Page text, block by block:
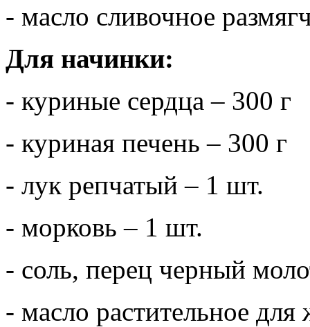
- масло сливочное
Для начинки:
- куриные сердца – 300 г
- куриная печень – 300 г
- лук репчатый – 1 шт.
- морковь – 1 шт.
- соль, перец черный
- масло растительное для